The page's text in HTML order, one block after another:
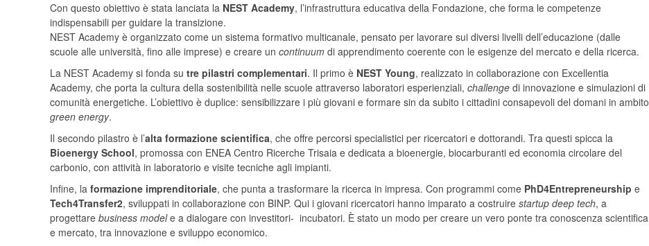
Con questo obiettivo è stata lanciata la NEST Academy, l’infrastruttura educativa della Fondazione, che forma le competenze
indispensabili per guidare la transizione.
NEST Academy è organizzato come un sistema formativo multicanale, pensato per lavorare sui diversi livelli dell’educazione (dalle
scuole alle università, fino alle imprese) e creare un continuum di apprendimento coerente con le esigenze del mercato e della ricerca.
La NEST Academy si fonda su tre pilastri complementari. Il primo è NEST Young, realizzato in collaborazione con Excellentia
Academy, che porta la cultura della sostenibilità nelle scuole attraverso laboratori esperienziali, challenge di innovazione e simulazioni di
comunità energetiche. L’obiettivo è duplice: sensibilizzare i più giovani e formare sin da subito i cittadini consapevoli del domani in ambito
green energy.
Il secondo pilastro è l’alta formazione scientifica, che offre percorsi specialistici per ricercatori e dottorandi. Tra questi spicca la
Bioenergy School, promossa con ENEA Centro Ricerche Trisaia e dedicata a bioenergie, biocarburanti ed economia circolare del
carbonio, con attività in laboratorio e visite tecniche agli impianti.
Infine, la formazione imprenditoriale, che punta a trasformare la ricerca in impresa. Con programmi come PhD4Entrepreneurship e
Tech4Transfer2, sviluppati in collaborazione con BINP. Qui i giovani ricercatori hanno imparato a costruire startup deep tech, a
progettare business modele a dialogare con investitori- incubatori. È stato un modo per creare un vero ponte tra conoscenza scientifica
e mercato, tra innovazione e sviluppo economico.